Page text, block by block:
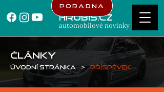
Hrubis.cz
automobilové novinky
Poradna
ČLÁNKY
Úvodní stránka > Příspěvek